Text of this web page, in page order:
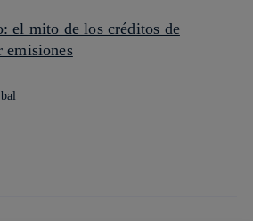
el mito de los créditos de
emisiones